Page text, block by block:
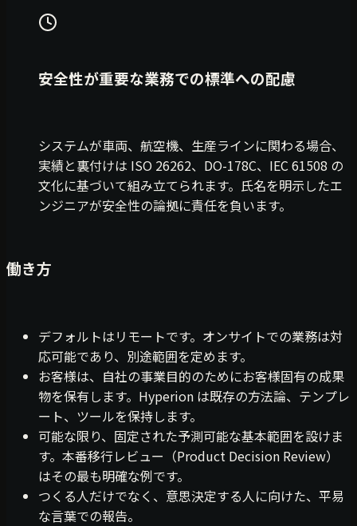
安全性が重要な業務での標準への配慮
システムが車両、航空機、生産ラインに関わる場合、
実績と裏付けは ISO 26262、DO-178C、IEC 61508 の
文化に基づいて組み立てられます。氏名を明示したエ
ンジニアが安全性の論拠に責任を負います。
働き方
デフォルトはリモートです。オンサイトでの業務は対
応可能であり、別途範囲を定めます。
お客様は、自社の事業目的のためにお客様固有の成果
物を保有します。Hyperion は既存の方法論、テンプレ
ート、ツールを保持します。
可能な限り、固定された予測可能な基本範囲を設けま
す。本番移行レビュー（Product Decision Review）
はその最も明確な例です。
つくる人だけでなく、意思決定する人に向けた、平易
な言葉での報告。